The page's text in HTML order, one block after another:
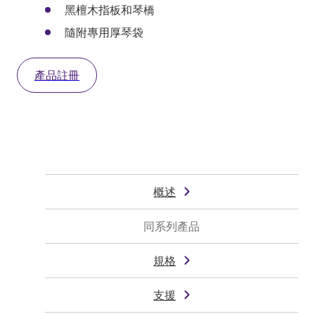
黑檀木指板和琴橋
隨附專用厚琴袋
產品註冊
概述
同系列產品
規格
支援